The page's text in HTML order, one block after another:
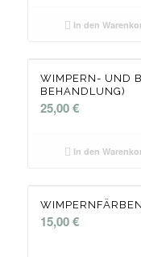
In den
WIMPERN- UND
BEHANDLUNG)
25,00€
In den
15,00€